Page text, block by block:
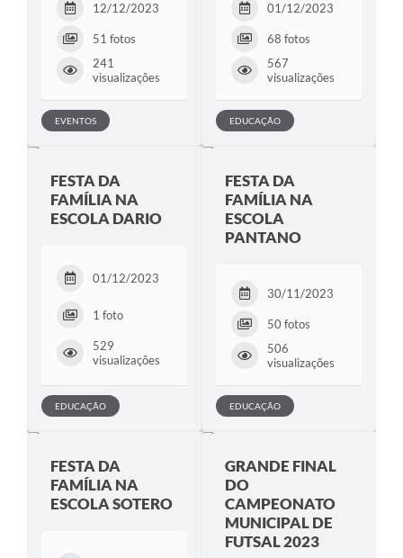
12/12/2023
51 fotos
241
visualizações
EVENTOS
01/12/2023
68 fotos
567
visualizações
EDUCAÇÃO
FESTA DA
FAMÍLIA NA
ESCOLA DARIO
01/12/2023
1 foto
529
visualizações
EDUCAÇÃO
FESTA DA
FAMÍLIA NA
ESCOLA
PANTANO
30/11/2023
50 fotos
506
visualizações
EDUCAÇÃO
FESTA DA
FAMÍLIA NA
ESCOLA SOTERO
GRANDE FINAL
DO
CAMPEONATO
MUNICIPAL DE
FUTSAL 2023